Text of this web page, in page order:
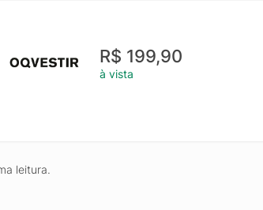
R$ 199,90
à vista
leitura.